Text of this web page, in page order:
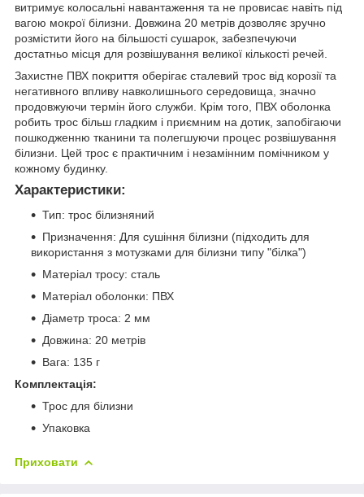
витримує колосальні навантаження та не провисає навіть під
вагою мокрої білизни. Довжина 20 метрів дозволяє зручно
розмістити його на більшості сушарок, забезпечуючи
достатньо місця для розвішування великої кількості речей.
Захистне ПВХ покриття оберігає сталевий трос від корозії та
негативного впливу навколишнього середовища, значно
продовжуючи термін його служби. Крім того, ПВХ оболонка
робить трос більш гладким і приємним на дотик, запобігаючи
пошкодженню тканини та полегшуючи процес розвішування
білизни. Цей трос є практичним і незамінним помічником у
кожному будинку.
Характеристики:
Тип: трос білизняний
Призначення: Для сушіння білизни (підходить для
використання з мотузками для білизни типу "білка")
Матеріал тросу: сталь
Матеріал оболонки: ПВХ
Діаметр троса: 2 мм
Довжина: 20 метрів
Вага: 135 г
Комплектація:
Трос для білизни
Упаковка
Приховати